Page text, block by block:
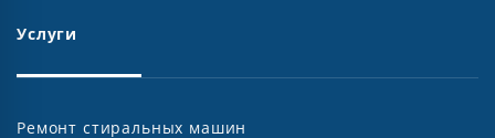
Услуги
Ремонт стиральных машин